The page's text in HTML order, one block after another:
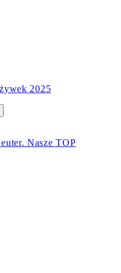
2025
Nasze TOP